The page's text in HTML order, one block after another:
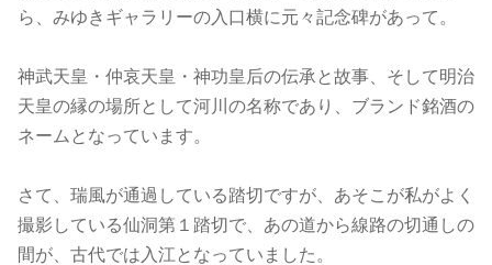
ら、みゆきギャラリーの入口横に元々記念碑があって。
神武天皇・仲哀天皇・神功皇后の伝承と故事、そして明治
天皇の縁の場所として河川の名称であり、ブランド銘酒の
ネームとなっています。
さて、瑞風が通過している踏切ですが、あそこが私がよく
撮影している仙洞第１踏切で、あの道から線路の切通しの
間が、古代では入江となっていました。